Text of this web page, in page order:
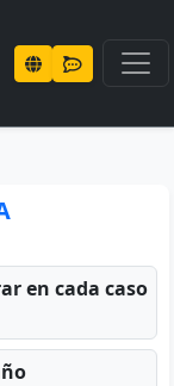
en cada caso